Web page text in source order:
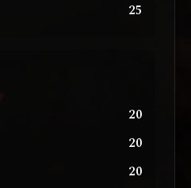
25
20
20
20